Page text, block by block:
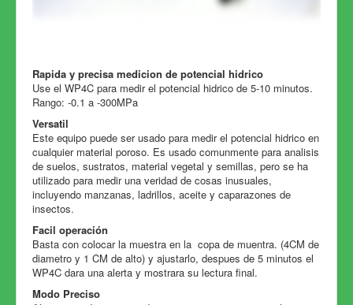
Rapida y precisa medicion de potencial hidrico
Use el WP4C para medir el potencial hidrico de 5-10 minutos.
Rango: -0.1 a -300MPa
Versatil
Este equipo puede ser usado para medir el potencial hidrico en
cualquier material poroso. Es usado comunmente para analisis
de suelos, sustratos, material vegetal y semillas, pero se ha
utilizado para medir una veridad de cosas inusuales,
incluyendo manzanas, ladrillos, aceite y caparazones de
insectos.
Facil operación
Basta con colocar la muestra en la copa de muentra. (4CM de
diametro y 1 CM de alto) y ajustarlo, despues de 5 minutos el
WP4C dara una alerta y mostrara su lectura final.
Modo Preciso